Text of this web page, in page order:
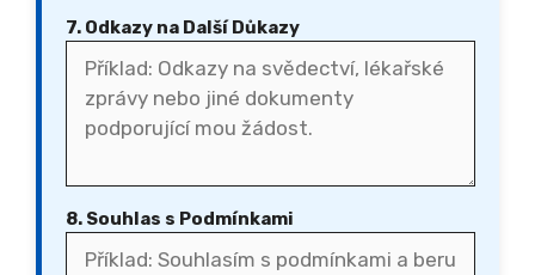
7. Odkazy na Další Důkazy
8. Souhlas s Podmínkami